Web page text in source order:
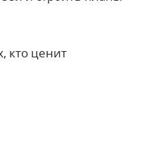
кто ценит